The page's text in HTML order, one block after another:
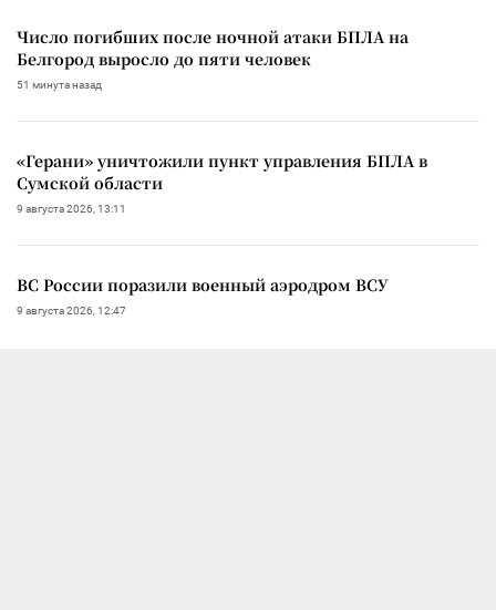
Число погибших после ночной атаки БПЛА на
Белгород выросло до пяти человек
51 минута назад
«Герани» уничтожили пункт управления БПЛА в
Сумской области
9 августа 2026, 13:11
ВС России поразили военный аэродром ВСУ
9 августа 2026, 12:47